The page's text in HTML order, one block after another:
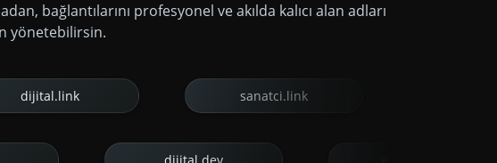
bağlantılarını profesyonel ve akılda kalıcı alan adları
yönetebilirsin.
sanatci.link